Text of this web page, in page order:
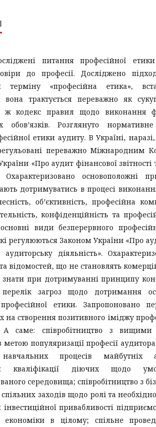
питання професійної
до професії. Досліджено
терміну «професійна етика»,
вона трактується переважно як
ж кодекс правил щодо виконання
обов’язків. Розглянуто
етики аудиту. В Україні,
переважно Міжнародним
«Про аудит фінансової звітності
Охарактеризовано основоположні
дотримуватись в процесі
об’єктивність, професійна
конфіденційність та
види безперервного
регулюються Законом України «Про
аудиторську діяльність».
відомостей, що не становлять
при дотримуванні принципу
перелік загроз щодо дотримання
етики. Запропоновано
на створення позитивного іміджу
А саме: співробітництво з
популяризації професії
навчальних процесів майбутніх
кваліфікації діючих щодо
середовища; співробітництво з
заходів щодо ролі та
привабливості
економіки в цілому; спільне